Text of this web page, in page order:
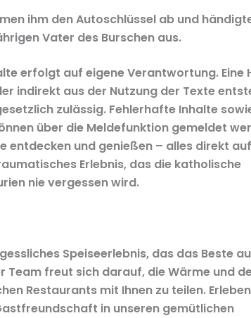
ihm den Autoschlüssel ab und
Vater des Burschen aus.
erfolgt auf eigene Verantwortung. Eine
indirekt aus der Nutzung der Texte
zulässig. Fehlerhafte Inhalte
über die Meldefunktion gemeldet
entdecken und genießen – alles direkt
Erlebnis, das die katholische
nie vergessen wird.
Speiseerlebnis, das das Beste
Team freut sich darauf, die Wärme und
Restaurants mit Ihnen zu teilen.
in unseren gemütlichen